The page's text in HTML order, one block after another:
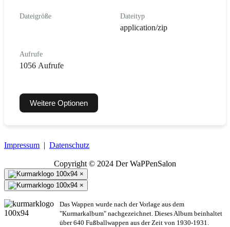
Dateigröße Dateityp
application/zip
Aufrufe
1056 Aufrufe
Weitere Optionen
Impressum | Datenschutz
Copyright © 2024 Der WaPPenSalon
×
×
Das Wappen wurde nach der Vorlage aus dem
"Kurmarkalbum" nachgezeichnet. Dieses Album beinhaltet
über 640 Fußballwappen aus der Zeit von 1930-1931.